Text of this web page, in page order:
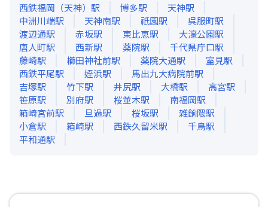
西鉄福岡（天神） 駅 博多駅 天神駅
中洲川端駅 天神南駅 祇園駅 呉服町駅
渡辺通駅 赤坂駅 東比恵駅 大濠公園駅
唐人町駅 西新駅 薬院駅 千代県庁口駅
藤崎駅 櫛田神社前駅 薬院大通駅 室見駅
西鉄平尾駅 姪浜駅 馬出九大病院前駅
吉塚駅 竹下駅 井尻駅 大橋駅 高宮駅
笹原駅 別府駅 桜並木駅 南福岡駅
箱崎宮前駅 旦過駅 桜坂駅 雑餉隈駅
小倉駅 箱崎駅 西鉄久留米駅 千鳥駅
平和通駅